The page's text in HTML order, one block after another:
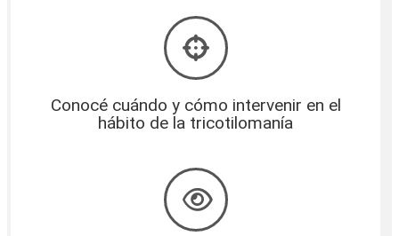
Conocé cuándo y cómo intervenir en el
hábito de la tricotilomanía